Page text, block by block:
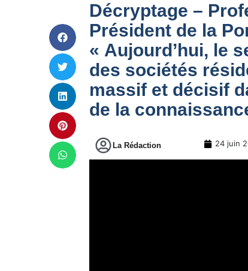
Décryptage –
Président de la
« Aujourd’hui, le
des sociétés
massif et décisif
de la
La Rédaction 24 juin